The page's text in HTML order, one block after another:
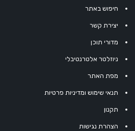
חיפוש באתר
יצירת קשר
מדורי תוכן
ניוזלטר אלטרנטיבלי
מפת האתר
תנאי שימוש ומדיניות פרטיות
תקנון
הצהרת נגישות